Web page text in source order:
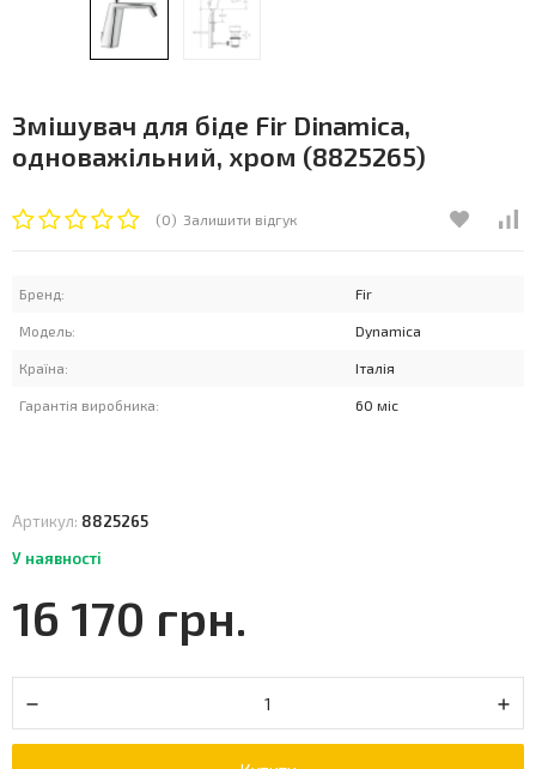
Змішувач для біде Fir Dinamica,
одноважільний, хром (8825265)
(0) Залишити відгук
Бренд: Fir
Модель: Dynamica
Країна: Італія
Гарантія виробника: 60 міс
Артикул: 8825265
У наявності
16 170 грн.